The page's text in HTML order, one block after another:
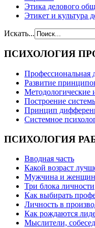
Этика делового
Этикет и культура
Искать...
ПСИХОЛОГИЯ
Профессиональная
Развитие
Методологические
Построение
Принцип
Системное
ПСИХОЛОГИЯ
Вводная часть
Какой возраст
Мужчина и
Три блока личности
Как выбирать
Личность в
Как рождаются
Мыслители,